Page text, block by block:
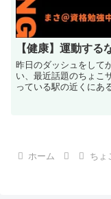
【健康】運動す
昨日のダッシュをして
い、最近話題のちょこ
っている駅の近くにあ
ホーム ちょ